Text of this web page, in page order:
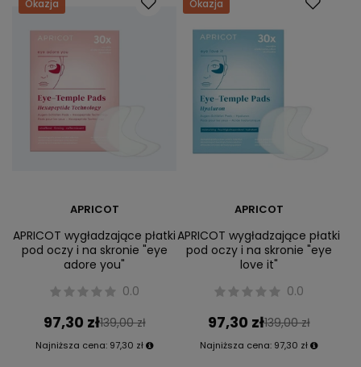
Okazja
APRICOT
APRICOT wygładzające płatki
pod oczy i na skronie "eye
adore you"
0.0
97,30 zł139,00 zł
Najniższa cena: 97,30 zł
Okazja
APRICOT
APRICOT wygładzające płatki
pod oczy i na skronie "eye
love it"
0.0
97,30 zł139,00 zł
Najniższa cena: 97,30 zł